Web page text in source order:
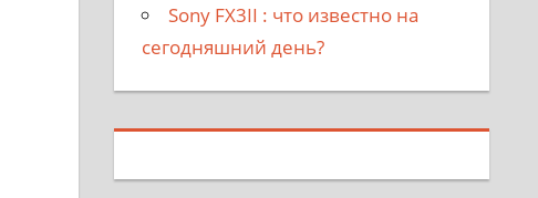
Sony FX3II : что известно на
сегодняшний день?